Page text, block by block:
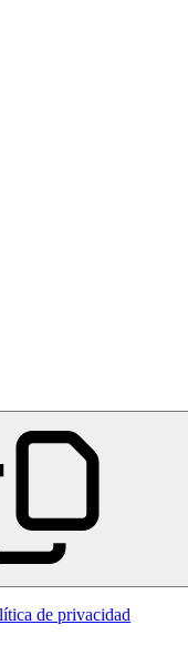
de privacidad